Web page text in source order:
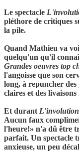
Le spectacle
pléthore de critiques
la pile.
Quand Mathieu va
quelqu'un qu'il
Grandes oeuvres top
l'angoisse que son
long, à repuncher des
claires et des livaisons
Et durant L'involution
Aucun faux
l'heure!» n'a dû être
parfait. Un spectacle
anxieuse, un peu